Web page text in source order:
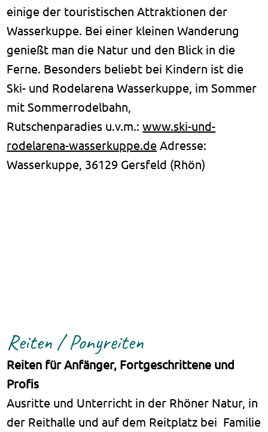
einige der touristischen Attraktionen der
Wasserkuppe. Bei einer kleinen Wanderung
genießt man die Natur und den Blick in die
Ferne. Besonders beliebt bei Kindern ist die
Ski- und Rodelarena Wasserkuppe, im Sommer
mit Sommerrodelbahn,
Rutschenparadies u.v.m.:www.ski-und-
rodelarena-wasserkuppe.de Adresse:
Wasserkuppe, 36129 Gersfeld (Rhön)
Reiten / Ponyreiten
Reiten für Anfänger, Fortgeschrittene und
Profis
Ausritte und Unterricht in der Rhöner Natur, in
der Reithalle und auf dem Reitplatz bei Familie